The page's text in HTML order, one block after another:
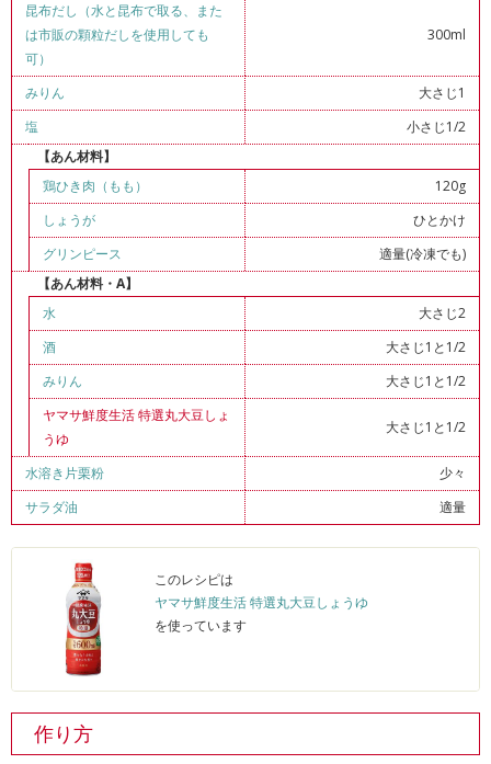
昆布だし（水と昆布で取る、また
は市販の顆粒だしを使用しても
可）
300ml
みりん
大さじ1
塩
小さじ1/2
【あん材料】
鶏ひき肉（もも）
120g
しょうが
ひとかけ
グリンピース
適量(冷凍でも)
【あん材料・A】
水
大さじ2
酒
大さじ1と1/2
みりん
大さじ1と1/2
ヤマサ鮮度生活 特選丸大豆しょ
うゆ
大さじ1と1/2
水溶き片栗粉
少々
サラダ油
適量
このレシピは
ヤマサ鮮度生活 特選丸大豆しょうゆ
を使っています
作り方